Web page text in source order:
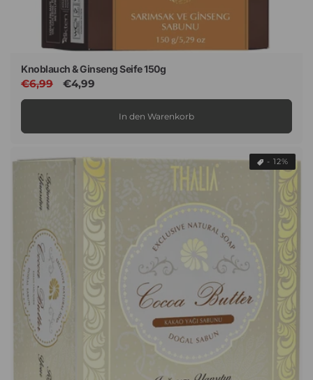
Knoblauch & Ginseng Seife 150g
Normaler
Preis
€6,99 Verkaufspreis
€4,99
In den Warenkorb
- 12%